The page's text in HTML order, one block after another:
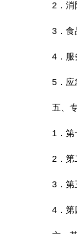
2． 消
3． 食
4． 服
5． 应
五、
1． 第
2． 第
3． 第
4． 第